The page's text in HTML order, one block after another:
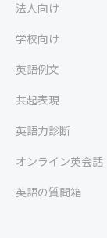
法人向け
学校向け
英語例文
共起表現
英語力診断
オンライン英会話
英語の質問箱